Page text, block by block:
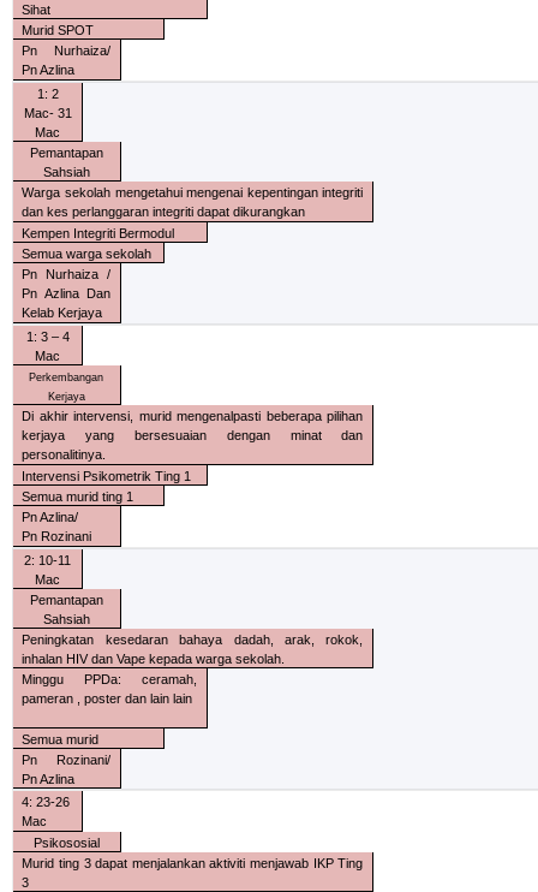
Sihat
Murid SPOT
Pn Nurhaiza/
Pn Azlina
1: 2
Mac- 31
Mac
Pemantapan
Sahsiah
Warga sekolah mengetahui mengenai kepentingan integriti
dan kes perlanggaran integriti dapat dikurangkan
Kempen Integriti Bermodul
Semua warga sekolah
Pn Nurhaiza /
Pn Azlina Dan
Kelab Kerjaya
1: 3 – 4
Mac
Perkembangan
Kerjaya
Di akhir intervensi, murid mengenalpasti beberapa pilihan
kerjaya yang bersesuaian dengan minat dan
personalitinya.
Intervensi Psikometrik Ting 1
Semua murid ting 1
Pn Azlina/
Pn Rozinani
2: 10-11
Mac
Pemantapan
Sahsiah
Peningkatan kesedaran bahaya dadah, arak, rokok,
inhalan HIV dan Vape kepada warga sekolah.
Minggu PPDa: ceramah,
pameran , poster dan lain lain
Semua murid
Pn Rozinani/
Pn Azlina
4: 23-26
Mac
Psikososial
Murid ting 3 dapat menjalankan aktiviti menjawab IKP Ting
3